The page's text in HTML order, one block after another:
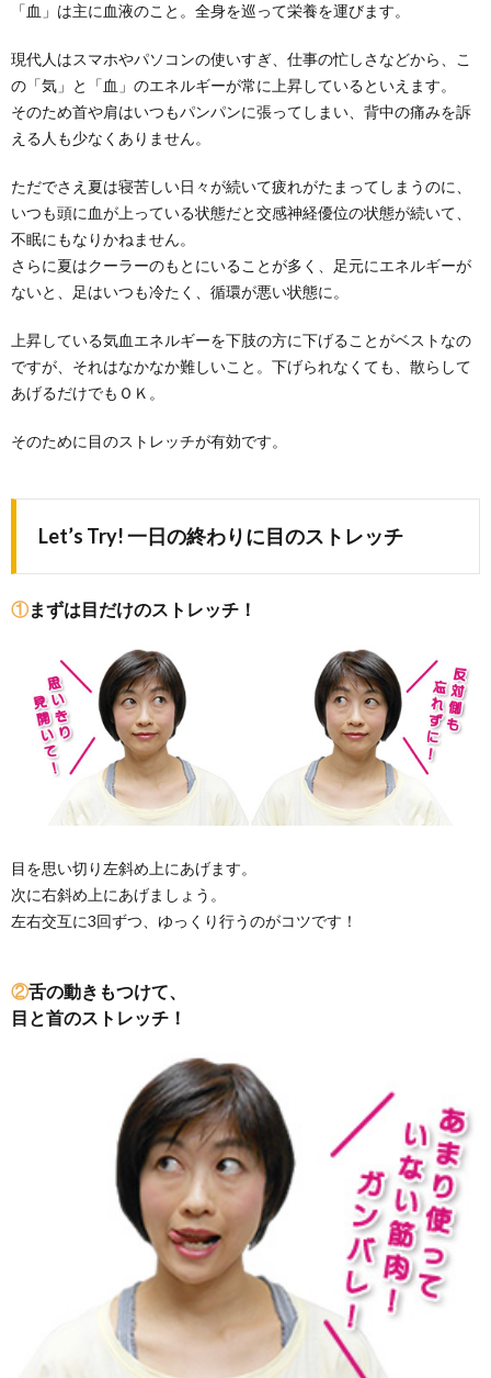
「血」は主に血液のこと。全身を巡って栄養を運びます。
現代人はスマホやパソコンの使いすぎ、仕事の忙しさなどから、こ
の「気」と「血」のエネルギーが常に上昇しているといえます。
そのため首や肩はいつもパンパンに張ってしまい、背中の痛みを訴
える人も少なくありません。
ただでさえ夏は寝苦しい日々が続いて疲れがたまってしまうのに、
いつも頭に血が上っている状態だと交感神経優位の状態が続いて、
不眠にもなりかねません。
さらに夏はクーラーのもとにいることが多く、足元にエネルギーが
ないと、足はいつも冷たく、循環が悪い状態に。
上昇している気血エネルギーを下肢の方に下げることがベストなの
ですが、それはなかなか難しいこと。下げられなくても、散らして
あげるだけでもＯＫ。
そのために目のストレッチが有効です。
Let’s Try! 一日の終わりに目のストレッチ
①まずは目だけのストレッチ！
目を思い切り左斜め上にあげます。
次に右斜め上にあげましょう。
左右交互に3回ずつ、ゆっくり行うのがコツです！
②舌の動きもつけて、
目と首のストレッチ！